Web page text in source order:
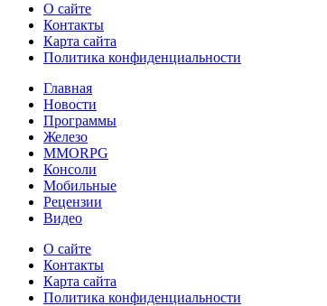
О сайте
Контакты
Карта сайта
Политика конфиденциальности
Главная
Новости
Программы
Железо
MMORPG
Консоли
Мобильные
Рецензии
Видео
О сайте
Контакты
Карта сайта
Политика конфиденциальности